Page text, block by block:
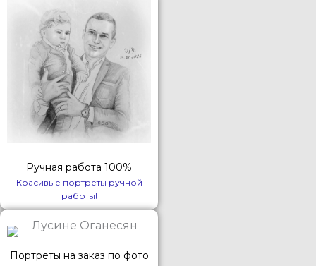
Ручная работа 100%
Красивые портреты ручной
работы!
Портреты на заказ по фото